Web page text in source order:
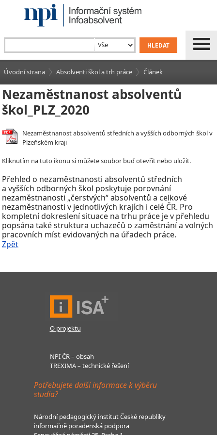
Úvodní strana Absolventi škol a trh práce Článek
Nezaměstnanost absolventů
škol_PLZ_2020
Nezaměstnanost absolventů středních a vyšších odborných škol v
Plzeňském kraji
Kliknutím na tuto ikonu si můžete soubor buď otevřít nebo uložit.
Přehled o nezaměstnanosti absolventů středních
a vyšších odborných škol poskytuje porovnání
nezaměstnanosti „čerstvých“ absolventů a celkové
nezaměstnanosti v jednotlivých krajích i celé ČR. Pro
kompletní dokreslení situace na trhu práce je v přehledu
popsána také struktura uchazečů o zaměstnání a volných
pracovních míst evidovaných na úřadech práce.
Zpět
O projektu
NPI ČR – obsah
TREXIMA – technické řešení
Potřebujete další informace k výběru
studia?
Národní pedagogický institut České republiky
informačně poradenská podpora